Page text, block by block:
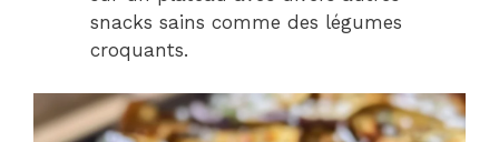
snacks sains comme des légumes
croquants.